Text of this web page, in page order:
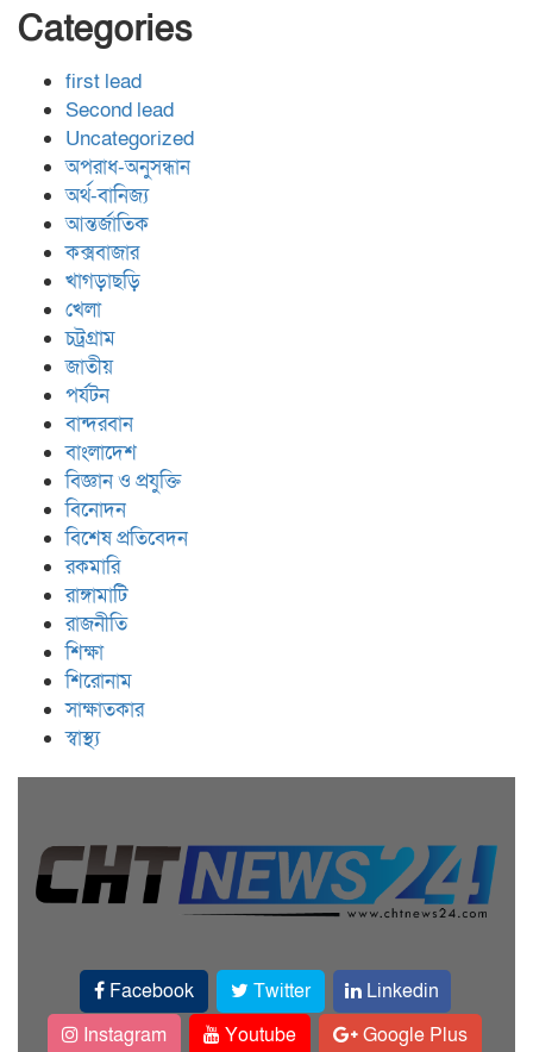
Categories
first lead
Second lead
Uncategorized
অপরাধ-অনুসন্ধান
অর্থ-বানিজ্য
আন্তর্জাতিক
কক্সবাজার
খাগড়াছড়ি
খেলা
চট্রগ্রাম
জাতীয়
পর্যটন
বান্দরবান
বাংলাদেশ
বিজ্ঞান ও প্রযুক্তি
বিনোদন
বিশেষ প্রতিবেদন
রকমারি
রাঙ্গামাটি
রাজনীতি
শিক্ষা
শিরোনাম
সাক্ষাতকার
স্বাস্থ্য
Facebook Twitter
Linkedin
Instagram
Youtube Google Plus